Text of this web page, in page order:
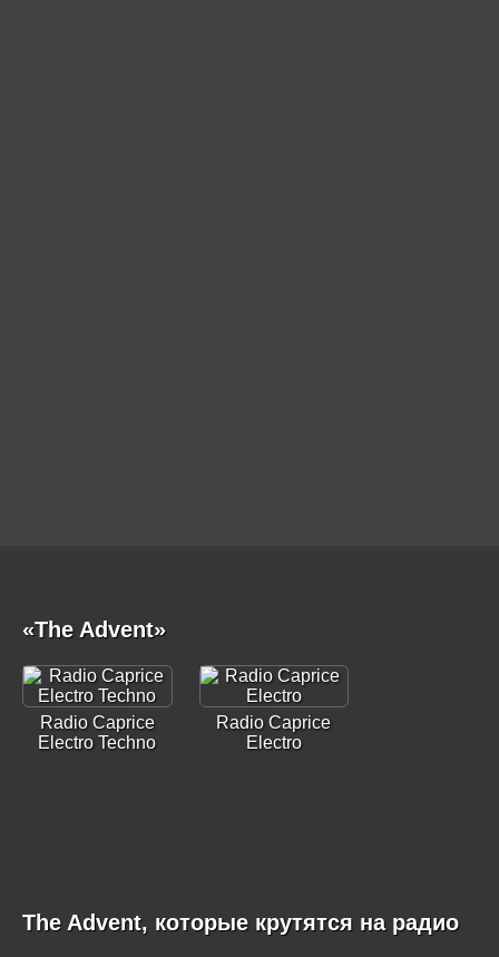
«The Advent»
Radio Caprice
Electro Techno
Radio Caprice
Electro
The Advent, которые крутятся на радио